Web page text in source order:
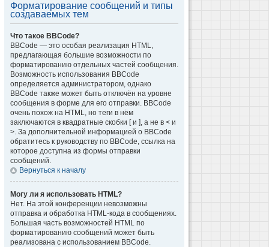
Форматирование сообщений и типы
создаваемых тем
Что такое BBCode?
BBCode — это особая реализация HTML,
предлагающая большие возможности по
форматированию отдельных частей сообщения.
Возможность использования BBCode
определяется администратором, однако
BBCode также может быть отключён на уровне
сообщения в форме для его отправки. BBCode
очень похож на HTML, но теги в нём
заключаются в квадратные скобки [ и ], а не в < и
>. За дополнительной информацией о BBCode
обратитесь к руководству по BBCode, ссылка на
которое доступна из формы отправки
сообщений.
Вернуться к началу
Могу ли я использовать HTML?
Нет. На этой конференции невозможны
отправка и обработка HTML-кода в сообщениях.
Большая часть возможностей HTML по
форматированию сообщений может быть
реализована с использованием BBCode.